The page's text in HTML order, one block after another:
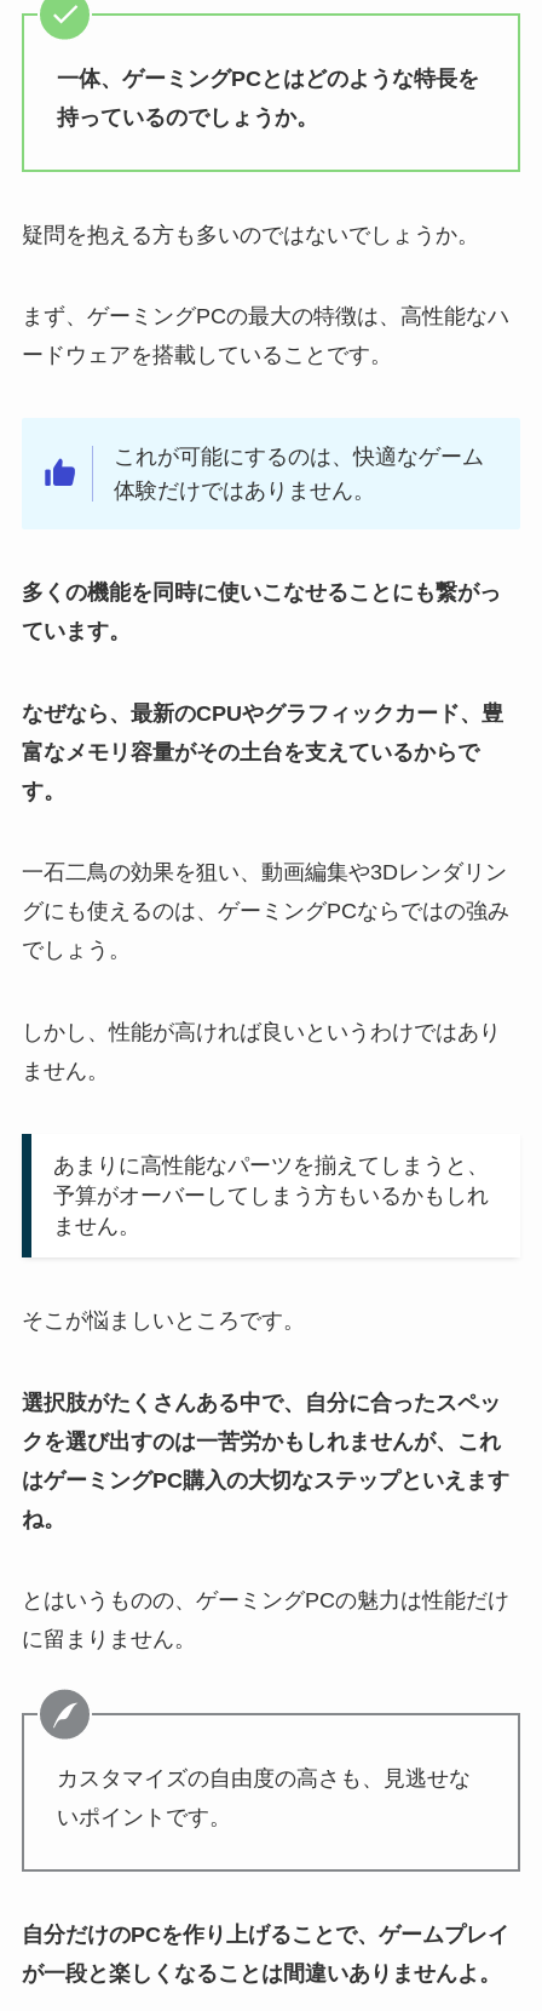
一体、ゲーミングPCとはどのような特長を
持っているのでしょうか。
疑問を抱える方も多いのではないでしょうか。
まず、ゲーミングPCの最大の特徴は、高性能なハ
ードウェアを搭載していることです。
これが可能にするのは、快適なゲーム
体験だけではありません。
多くの機能を同時に使いこなせることにも繋がっ
ています。
なぜなら、最新のCPUやグラフィックカード、豊
富なメモリ容量がその土台を支えているからで
す。
一石二鳥の効果を狙い、動画編集や3Dレンダリン
グにも使えるのは、ゲーミングPCならではの強み
でしょう。
しかし、性能が高ければ良いというわけではあり
ません。
あまりに高性能なパーツを揃えてしまうと、
予算がオーバーしてしまう方もいるかもしれ
ません。
そこが悩ましいところです。
選択肢がたくさんある中で、自分に合ったスペッ
クを選び出すのは一苦労かもしれませんが、これ
はゲーミングPC購入の大切なステップといえます
ね。
とはいうものの、ゲーミングPCの魅力は性能だけ
に留まりません。
カスタマイズの自由度の高さも、見逃せな
いポイントです。
自分だけのPCを作り上げることで、ゲームプレイ
が一段と楽しくなることは間違いありませんよ。